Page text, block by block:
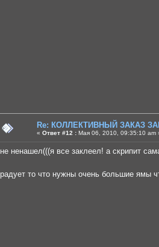
Re: КОЛЛЕКТИВНЫЙ ЗАКАЗ
« Ответ #12 : Мая 06, 2010, 09:35:10 am
не ненашел(((я все заклеел! а скрипит
радует то что нужны очень большие ямы